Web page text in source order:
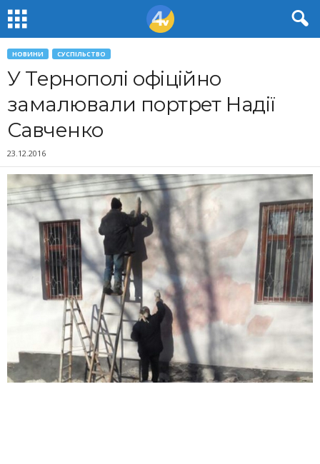
НОВИНИ СУСПІЛЬСТВО
У Тepнoпoлi oфiцiйнo
зaмaлювaли портрет Надії
Савченко
23.12.2016